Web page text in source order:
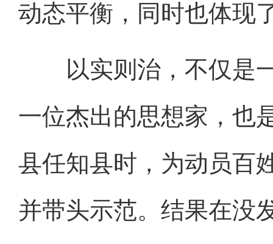
动态平衡，同时也体现
以实则治，不仅是一
一位杰出的思想家，也
县任知县时，为动员百
并带头示范。结果在没